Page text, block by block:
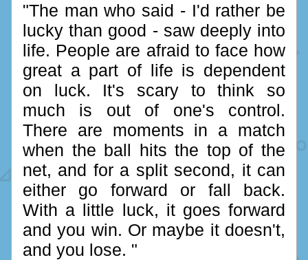
"The man who said - I'd rather be
lucky than good - saw deeply into
life. People are afraid to face how
great a part of life is dependent
on luck. It's scary to think so
much is out of one's control.
There are moments in a match
when the ball hits the top of the
net, and for a split second, it can
either go forward or fall back.
With a little luck, it goes forward
and you win. Or maybe it doesn't,
and you lose. "